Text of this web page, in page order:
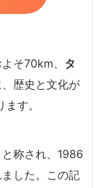
そ70km、 タ
、歴史と文化が
ます。
と称され、1986
した。この記